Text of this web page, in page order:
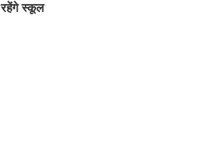
रहेंगे स्कूल